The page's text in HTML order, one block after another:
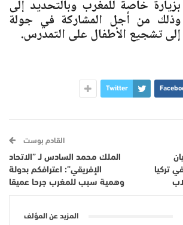
خاصة للمغرب وبالتحديد إلى
من أجل المشاركة في جولة
تشجيع الأطفال على التمدرس.
Twitter
تركيا
القادم بوست
الملك محمد السادس لـ ”الاتحاد
الإفريقي”: اعترافكم بدولة
وهمية سبب للمغرب جرحا عميقا
المزيد عن المؤلف